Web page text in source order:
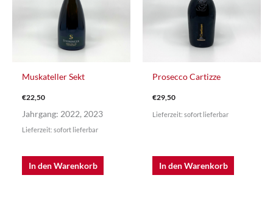
Muskateller Sekt
€22,50
Jahrgang: 2022, 2023
Lieferzeit: sofort lieferbar
In den Warenkorb
Prosecco Cartizze
€29,50
Lieferzeit: sofort lieferbar
In den Warenkorb